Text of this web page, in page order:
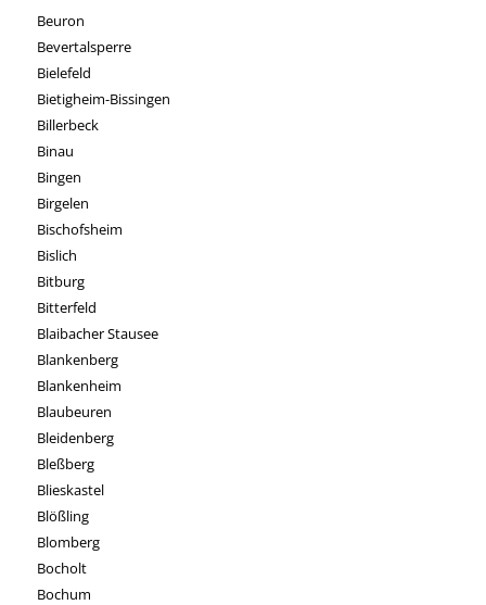
Beuron
Bevertalsperre
Bielefeld
Bietigheim-Bissingen
Billerbeck
Binau
Bingen
Birgelen
Bischofsheim
Bislich
Bitburg
Bitterfeld
Blaibacher Stausee
Blankenberg
Blankenheim
Blaubeuren
Bleidenberg
Bleßberg
Blieskastel
Blößling
Blomberg
Bocholt
Bochum